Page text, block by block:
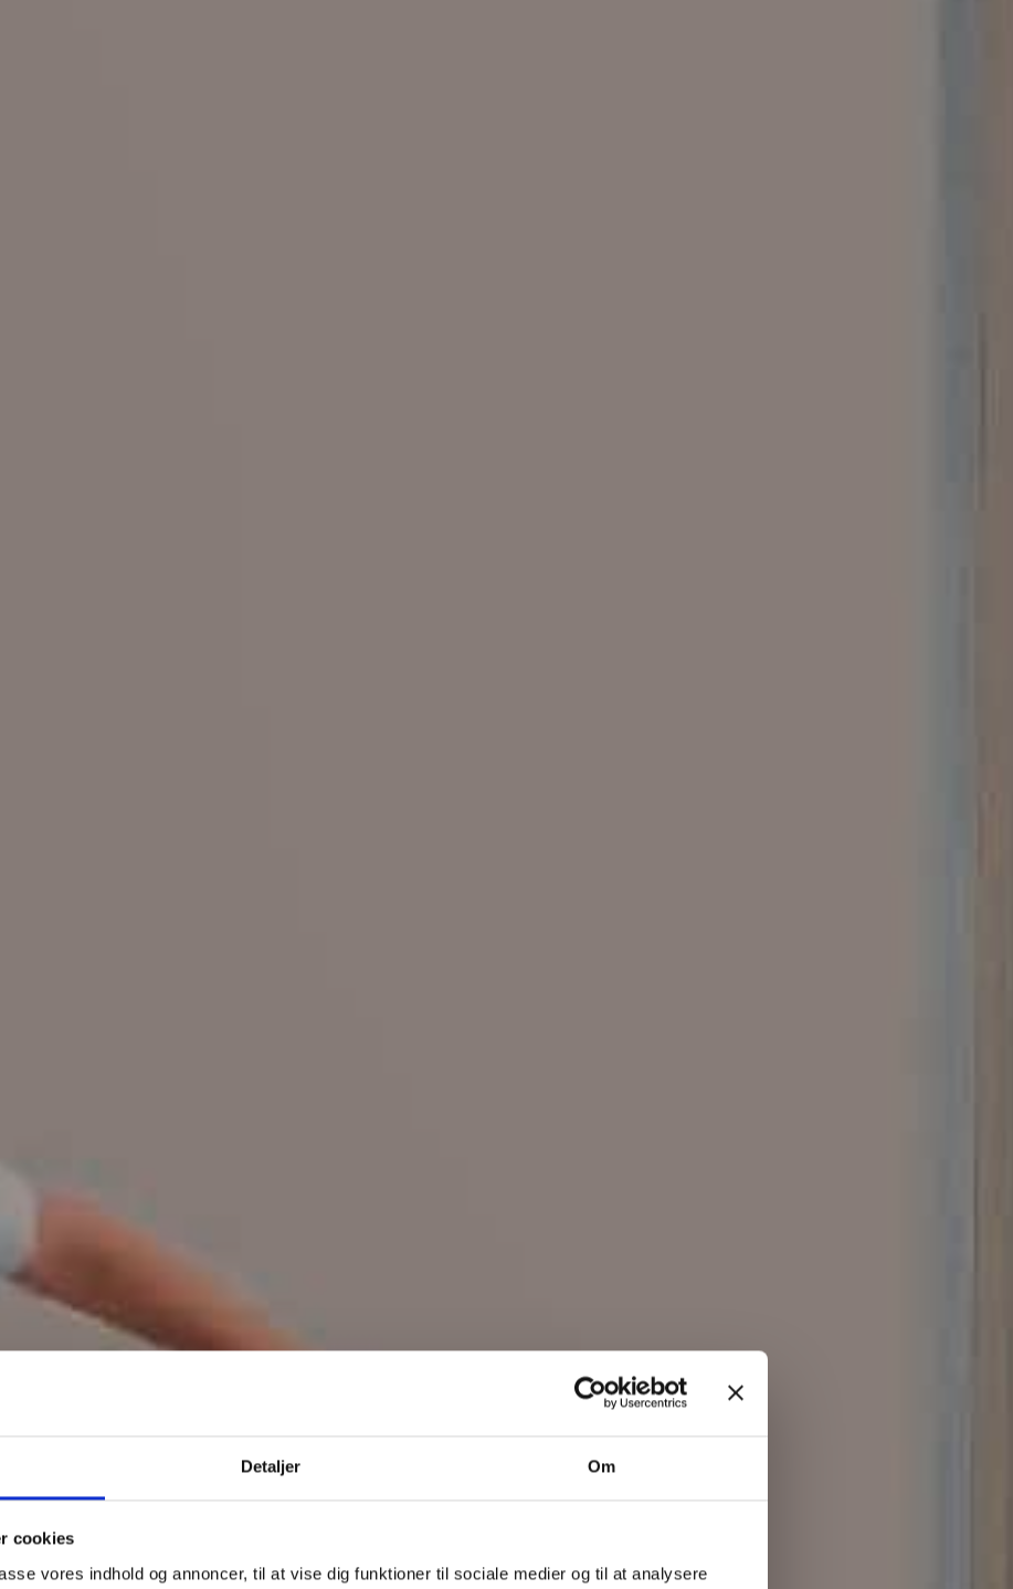
Detaljer Om
cookies
vores indhold og annoncer, til at vise dig funktioner til sociale medier og til at analysere